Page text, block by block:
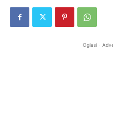
Oglasi -